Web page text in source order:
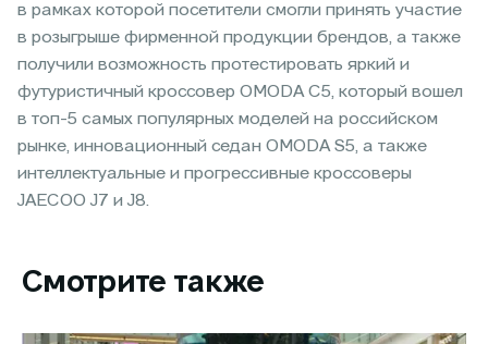
в рамках которой посетители смогли принять участие
в розыгрыше фирменной продукции брендов, а также
получили возможность протестировать яркий и
футуристичный кроссовер OMODA C5, который вошел
в топ-5 самых популярных моделей на российском
рынке, инновационный седан OMODA S5, а также
интеллектуальные и прогрессивные кроссоверы
JAECOO J7 и J8.
Смотрите также